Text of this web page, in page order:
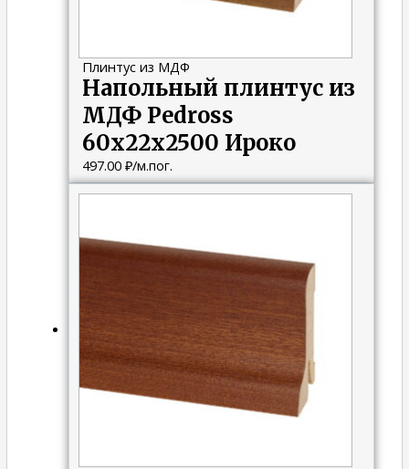
Плинтус из МДФ
Напольный плинтус из
МДФ Pedross
60х22х2500 Ироко
497.00 ₽/м.пог.